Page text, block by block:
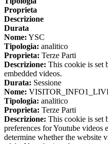
Proprieta
Descrizione
Durata
Nome: YSC
Tipologia: analitico
Proprieta: Terze Parti
Descrizione: This cookie is set
embedded videos.
Durata: Sessione
Nome:
Tipologia: analitico
Proprieta: Terze Parti
Descrizione: This cookie is set
preferences for Youtube videos
determine whether the website